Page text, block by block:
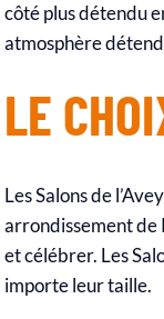
côté plus détendu
atmosphère
LE
Les Salons de
arrondissement de
et célébrer. Les
importe leur taille.